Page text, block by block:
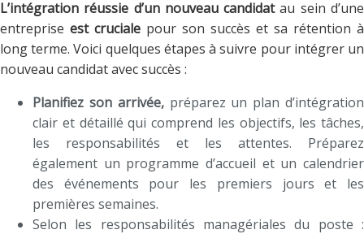
L’intégration réussie d’un nouveau candidatau sein d’une
entreprise est cruciale pour son succès et sa rétention à
long terme. Voici quelques étapes à suivre pour intégrer un
nouveau candidat avec succès :
Planifiez son arrivée,préparez un plan d’intégration
clair et détaillé qui comprend les objectifs, les tâches,
les responsabilités et les attentes. Préparez
également un programme d’accueil et un calendrier
des événements pour les premiers jours et les
premières semaines.
Selon les responsabilités managériales du poste :